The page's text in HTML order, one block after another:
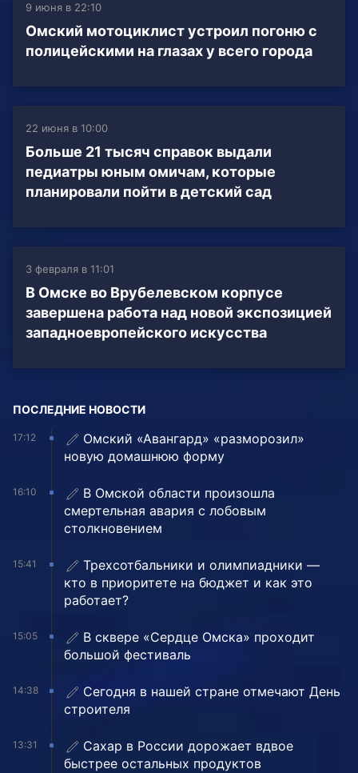
9 июня в 22:10
Омский мотоциклист устроил погоню с
полицейскими на глазах у всего города
22 июня в 10:00
Больше 21 тысяч справок выдали
педиатры юным омичам, которые
планировали пойти в детский сад
3 февраля в 11:01
В Омске во Врубелевском корпусе
завершена работа над новой экспозицией
западноевропейского искусства
ПОСЛЕДНИЕ НОВОСТИ
17:12
Омский «Авангард» «разморозил»
новую домашнюю форму
16:10
В Омской области произошла
смертельная авария с лобовым
столкновением
15:41
Трехсотбальники и олимпиадники —
кто в приоритете на бюджет и как это
работает?
15:05
В сквере «Сердце Омска» проходит
большой фестиваль
14:38
Сегодня в нашей стране отмечают День
строителя
13:31
Сахар в России дорожает вдвое
быстрее остальных продуктов